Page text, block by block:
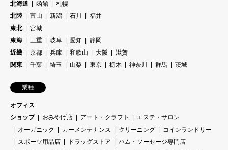
北海道
函館
札幌
北陸
富山 新潟 石川
福井
東北
宮城
東海
三重 岐阜 愛知
静岡
近畿
京都 兵庫 和歌山 大阪
滋賀
関東
千葉 埼玉 山梨 東京 栃木 神奈川 群馬 茨城
業種
オフィス
ショップ
おみやげ店 アート・クラフト
エステ・サロン
オーガニック
カーメンテナンス クリーニング
コインランドリー
スポーツ用品店
ドラッグストア
ハム・ソーセージ専門店